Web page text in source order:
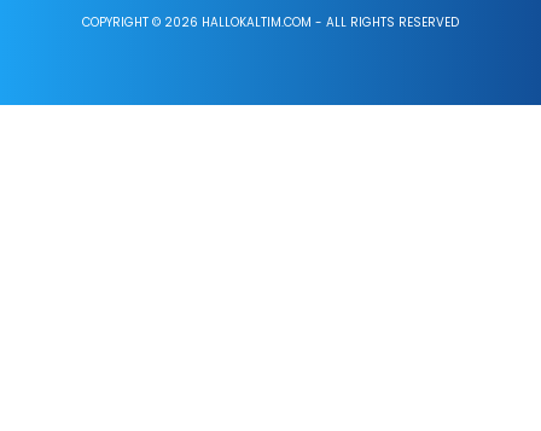
COPYRIGHT © 2026 HALLOKALTIM.COM - ALL RIGHTS RESERVED